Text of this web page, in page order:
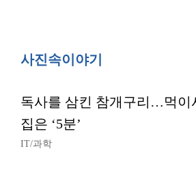
사진속이야기
독사를 삼킨 참개구리…먹이
집은 ‘5분’
IT/과학